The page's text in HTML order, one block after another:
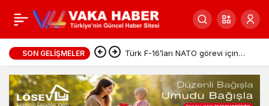
SON GELIŞMELER Türk F-16’ları NATO görevi için
Estonya’da
Bayram tatilinde doğa
hazır
0 Paylaş